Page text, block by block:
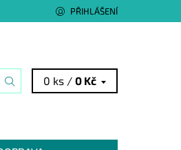
PŘIHLÁŠENÍ
0 ks /0 Kč